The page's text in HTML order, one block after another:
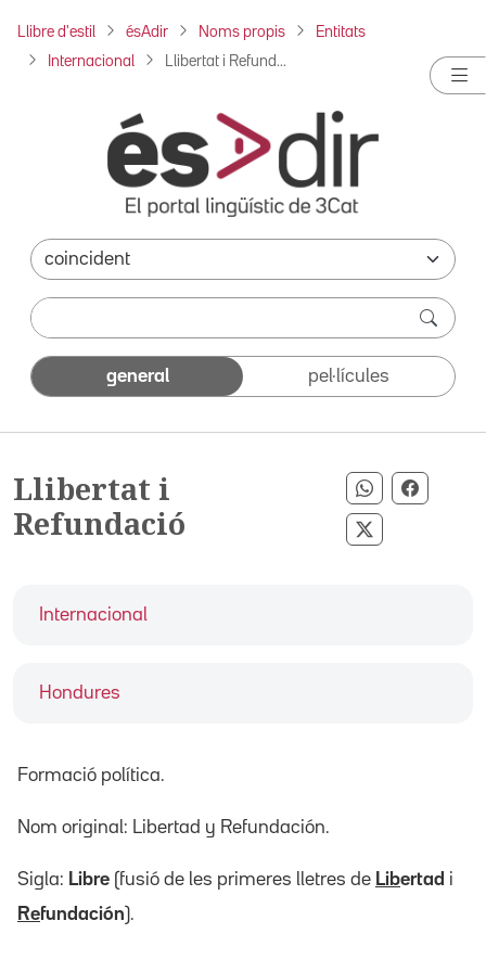
Llibre d'estil ésAdir Noms propis Entitats
Internacional Llibertat i Refund...
general pel·lícules
Llibertat i
Refundació
Compartir
Compartir
Internacional
Hondures
Formació política.
Nom original: Libertad y Refundación.
Sigla: Libre (fusió de les primeres lletres de Libertad i
Refundación).